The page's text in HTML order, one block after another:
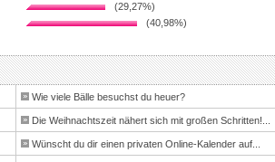
(29,27%)
(40,98%)
Wie viele Bälle besuchst du heuer?
Die Weihnachtszeit nähert sich mit großen Schritten!...
Wünscht du dir einen privaten Online-Kalender auf...